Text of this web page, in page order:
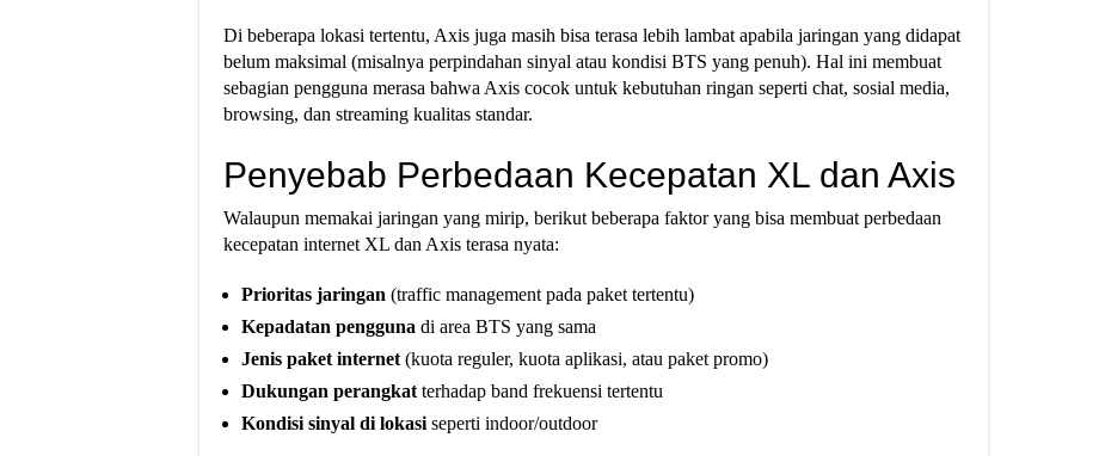
Di beberapa lokasi tertentu, Axis juga masih bisa terasa lebih lambat apabila jaringan yang didapat
belum maksimal (misalnya perpindahan sinyal atau kondisi BTS yang penuh). Hal ini membuat
sebagian pengguna merasa bahwa Axis cocok untuk kebutuhan ringan seperti chat, sosial media,
browsing, dan streaming kualitas standar.
Penyebab Perbedaan Kecepatan XL dan Axis
Walaupun memakai jaringan yang mirip, berikut beberapa faktor yang bisa membuat perbedaan
kecepatan internet XL dan Axis terasa nyata:
Prioritas jaringan (traffic management pada paket tertentu)
Kepadatan pengguna di area BTS yang sama
Jenis paket internet (kuota reguler, kuota aplikasi, atau paket promo)
Dukungan perangkat terhadap band frekuensi tertentu
Kondisi sinyal di lokasi seperti indoor/outdoor